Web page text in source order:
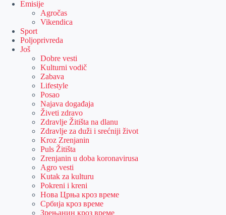
Emisije
Agročas
Vikendica
Sport
Poljoprivreda
Još
Dobre vesti
Kulturni vodič
Zabava
Lifestyle
Posao
Najava događaja
Živeti zdravo
Zdravlje Žitišta na dlanu
Zdravlje za duži i srećniji život
Kroz Zrenjanin
Puls Žitišta
Zrenjanin u doba koronavirusa
Agro vesti
Kutak za kulturu
Pokreni i kreni
Нова Црња кроз време
Србија кроз време
Зрењанин кроз време